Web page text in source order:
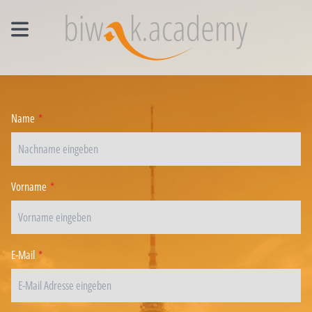
UNTERNEHMENS- UND VERTRIEBSFACHWIRT®
Name *
Vorname *
E-Mail *